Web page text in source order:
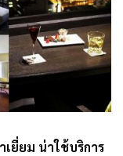
เยี่ยม น่าใช้บริการ